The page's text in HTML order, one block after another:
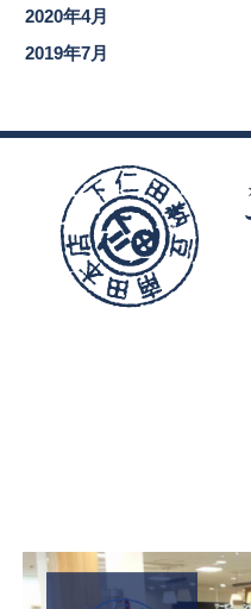
2020年4月
2019年7月